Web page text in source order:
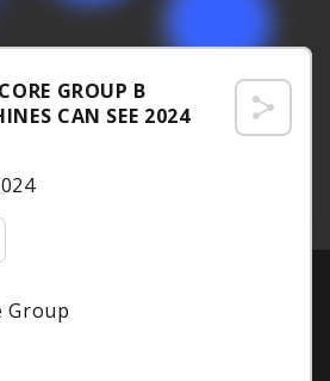
GROUP В
CAN SEE 2024
Group